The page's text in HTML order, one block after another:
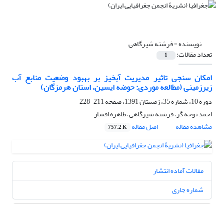
نویسنده =فرشته شیرگاهی
تعداد مقالات: 1
امکان سنجی تاثیر مدیریت آبخیز بر بهبود وضعیت منابع آب
زیرزمینی (مطالعه موردی: حوضه ایسین، استان هرمزگان)
دوره 10، شماره 35، زمستان 1391، صفحه
211-228
احمد نوحه گر، فرشته شیرگاهی، طاهره افشار
مشاهده مقاله
اصل مقاله 757.2 K
مقالات آماده انتشار
شماره جاری